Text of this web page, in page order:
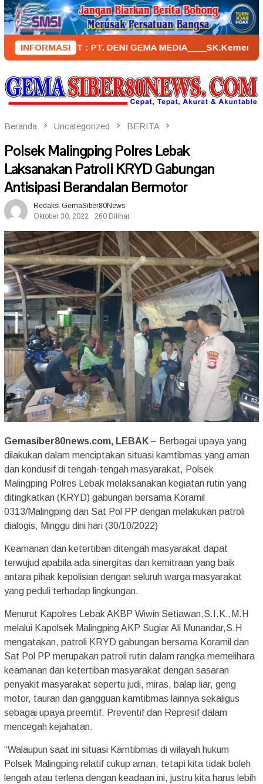
Loncat
ke
konten
INFORMASI: PT. DENI GEMA MEDIA____SK.KemenkumHam :
Beranda Uncategorized BERITA
Polsek Malingping Polres Lebak
Laksanakan Patroli KRYD Gabungan
Antisipasi Berandalan Bermotor
Redaksi GemaSiber80News
Oktober 30, 2022
260 Dilihat
Gemasiber80news.com, LEBAK – Berbagai upaya yang
dilakukan dalam menciptakan situasi kamtibmas yang aman
dan kondusif di tengah-tengah masyarakat, Polsek
Malingping Polres Lebak melaksanakan kegiatan rutin yang
ditingkatkan (KRYD) gabungan bersama Koramil
0313/Malingping dan Sat Pol PP dengan melakukan patroli
dialogis, Minggu dini hari (30/10/2022)
Keamanan dan ketertiban ditengah masyarakat dapat
terwujud apabila ada sinergitas dan kemitraan yang baik
antara pihak kepolisian dengan seluruh warga masyarakat
yang peduli terhadap lingkungan.
Menurut Kapolres Lebak AKBP Wiwin Setiawan,S.I.K.,M.H
melalui Kapolsek Malingping AKP Sugiar Ali Munandar,S.H
mengatakan, patroli KRYD gabungan bersama Koramil dan
Sat Pol PP merupakan patroli rutin dalam rangka memelihara
keamanan dan ketertiban masyarakat dengan sasaran
penyakit masyarakat sepertu judi, miras, balap liar, geng
motor, tauran dan gangguan kamtibmas lainnya sekaligus
sebagai upaya preemtif, Preventif dan Represif dalam
mencegah kejahatan.
“Walaupun saat ini situasi Kamtibmas di wilayah hukum
Polsek Malingping relatif cukup aman, tetapi kita tidak boleh
lengah atau terlena dengan keadaan ini, justru kita harus lebih